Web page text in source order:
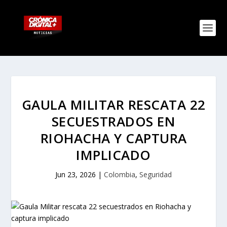
GAULA MILITAR RESCATA 22
SECUESTRADOS EN
RIOHACHA Y CAPTURA
IMPLICADO
Jun 23, 2026 | Colombia, Seguridad